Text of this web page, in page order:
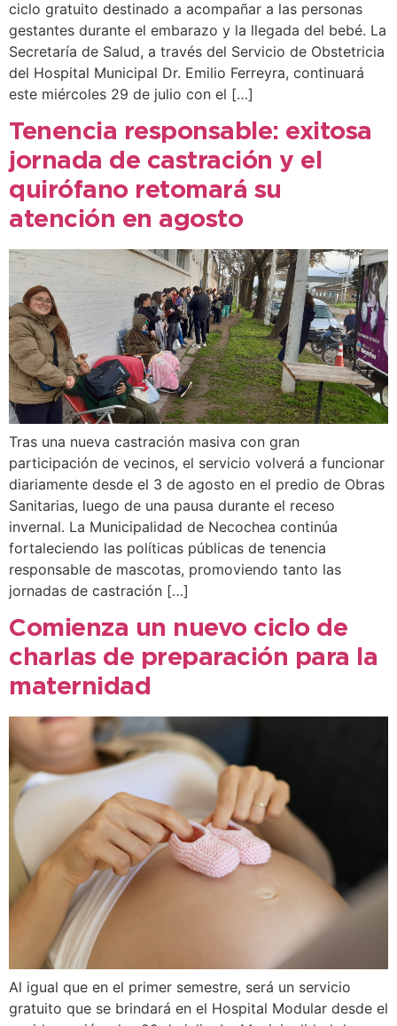
ciclo gratuito destinado a acompañar a las personas
gestantes durante el embarazo y la llegada del bebé. La
Secretaría de Salud, a través del Servicio de Obstetricia
del Hospital Municipal Dr. Emilio Ferreyra, continuará
este miércoles 29 de julio con el […]
Tenencia responsable: exitosa
jornada de castración y el
quirófano retomará su
atención en agosto
Tras una nueva castración masiva con gran
participación de vecinos, el servicio volverá a funcionar
diariamente desde el 3 de agosto en el predio de Obras
Sanitarias, luego de una pausa durante el receso
invernal. La Municipalidad de Necochea continúa
fortaleciendo las políticas públicas de tenencia
responsable de mascotas, promoviendo tanto las
jornadas de castración […]
Comienza un nuevo ciclo de
charlas de preparación para la
maternidad
Al igual que en el primer semestre, será un servicio
gratuito que se brindará en el Hospital Modular desde el